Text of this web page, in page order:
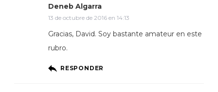
Deneb Algarra
13 de octubre de 2016 en 14:13
Gracias, David. Soy bastante amateur en este
rubro.
RESPONDER